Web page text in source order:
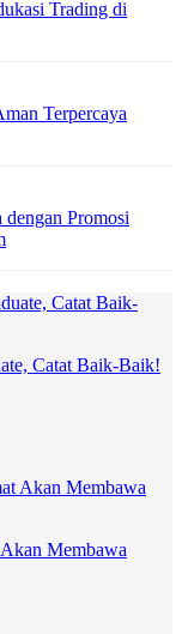
Trading di
Terpercaya
Promosi
Catat Baik-Baik!
Membawa